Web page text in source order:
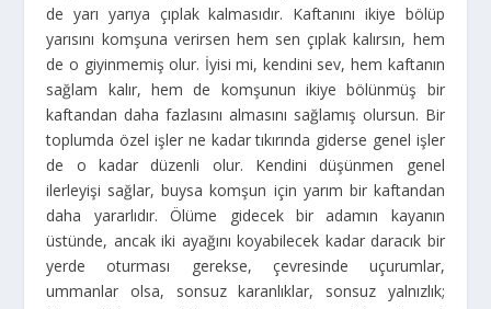
de yarı yarıya çıplak kalmasıdır. Kaftanını ikiye bölüp
yarısını komşuna verirsen hem sen çıplak kalırsın, hem
de o giyinmemiş olur. İyisi mi, kendini sev, hem kaftanın
sağlam kalır, hem de komşunun ikiye bölünmüş bir
kaftandan daha fazlasını almasını sağlamış olursun. Bir
toplumda özel işler ne kadar tıkırında giderse genel işler
de o kadar düzenli olur. Kendini düşünmen genel
ilerleyişi sağlar, buysa komşun için yarım bir kaftandan
daha yararlıdır. Ölüme gidecek bir adamın kayanın
üstünde, ancak iki ayağını koyabilecek kadar daracık bir
yerde oturması gerekse, çevresinde uçurumlar,
ummanlar olsa, sonsuz karanlıklar, sonsuz yalnızlık;